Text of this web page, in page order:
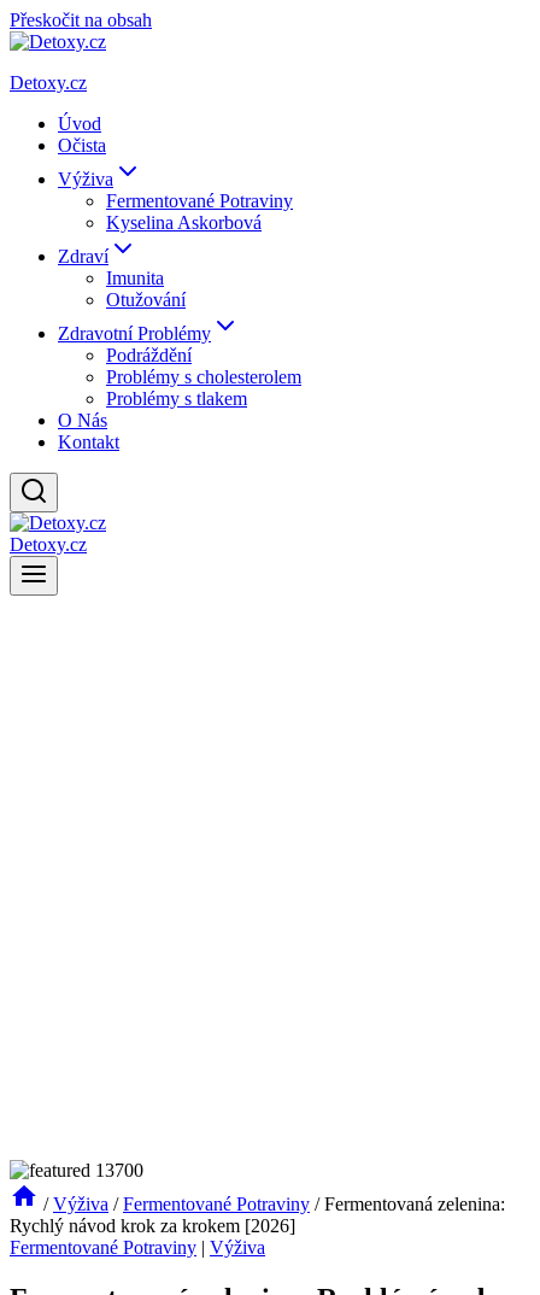
Přeskočit na obsah
Detoxy.cz
Úvod
Očista
Výživa
Fermentované Potraviny
Kyselina Askorbová
Zdraví
Imunita
Otužování
Zdravotní Problémy
Podráždění
Problémy s cholesterolem
Problémy s tlakem
O Nás
Kontakt
Detoxy.cz
/ Výživa / Fermentované Potraviny / Fermentovaná zelenina:
Rychlý návod krok za krokem [2026]
Fermentované Potraviny | Výživa